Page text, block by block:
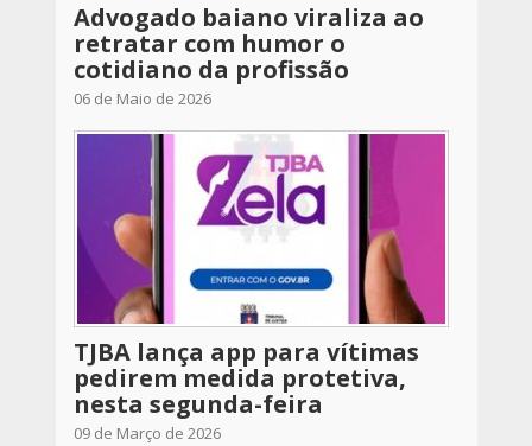
Advogado baiano viraliza ao
retratar com humor o
cotidiano da profissão
06 de Maio de 2026
TJBA lança app para vítimas
pedirem medida protetiva,
nesta segunda-feira
09 de Março de 2026